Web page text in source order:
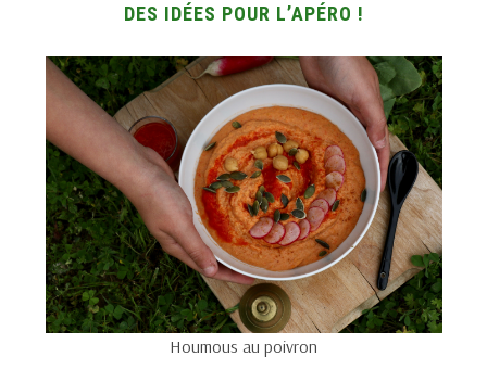
DES IDÉES POUR L’APÉRO !
Houmous au poivron